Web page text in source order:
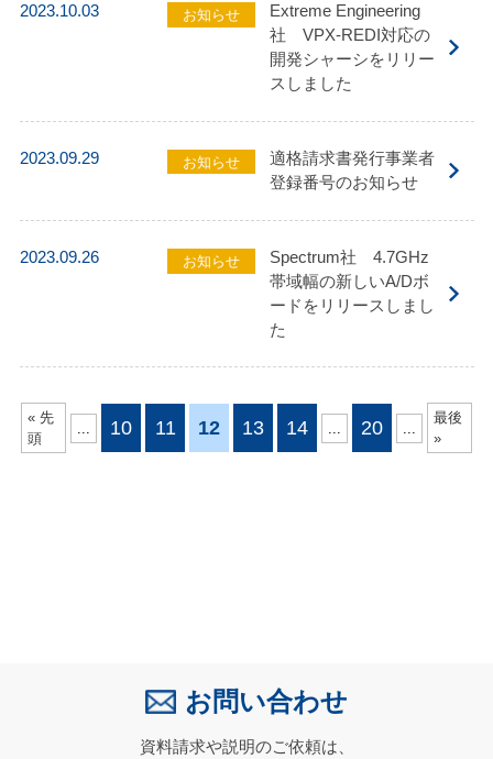
2023.10.03 お知らせ
Extreme Engineering
社 VPX-REDI対応の
開発シャーシをリリー
スしました
2023.09.29 お知らせ
適格請求書発行事業者
登録番号のお知らせ
2023.09.26 お知らせ
Spectrum社 4.7GHz
帯域幅の新しいA/Dボ
ードをリリースしまし
た
« 先
頭
10 11 12 13 14 20
最後
»
お問い合わせ
資料請求や説明のご依頼は、